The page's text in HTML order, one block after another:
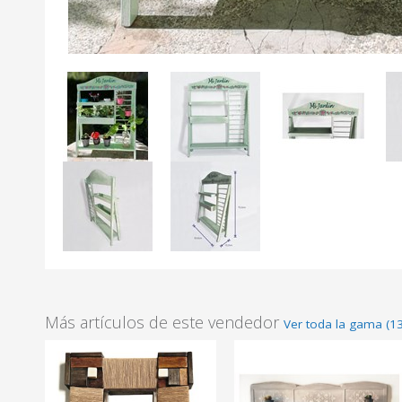
Más artículos de este vendedor Ver toda la gama